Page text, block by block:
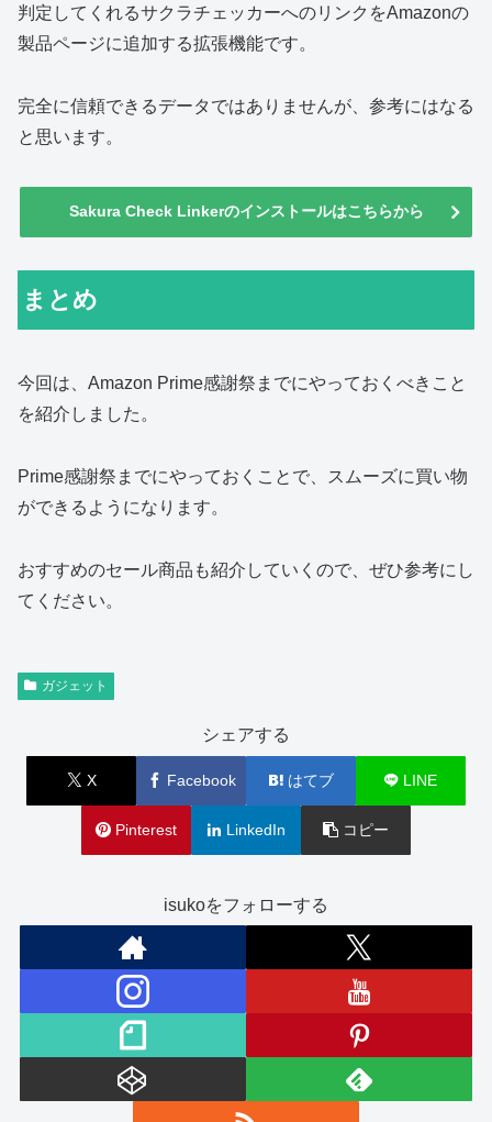
判定してくれるサクラチェッカーへのリンクをAmazonの
製品ページに追加する拡張機能です。
完全に信頼できるデータではありませんが、参考にはなる
と思います。
Sakura Check Linkerのインストールはこちらから
まとめ
今回は、Amazon Prime感謝祭までにやっておくべきこと
を紹介しました。
Prime感謝祭までにやっておくことで、スムーズに買い物
ができるようになります。
おすすめのセール商品も紹介していくので、ぜひ参考にし
てください。
ガジェット
シェアする
X Facebook はてブ LINE
Pinterest LinkedIn コピー
isukoをフォローする